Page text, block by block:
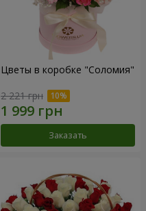
Цветы в коробке "Соломия"
2 221 грн
Заказать